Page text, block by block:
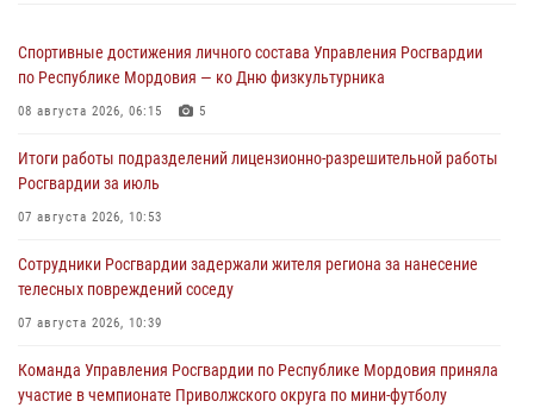
Спортивные достижения личного состава Управления Росгвардии
по Республике Мордовия — ко Дню физкультурника
08 августа 2026, 06:15 5
Итоги работы подразделений лицензионно-разрешительной работы
Росгвардии за июль
07 августа 2026, 10:53
Сотрудники Росгвардии задержали жителя региона за нанесение
телесных повреждений соседу
07 августа 2026, 10:39
Команда Управления Росгвардии по Республике Мордовия приняла
участие в чемпионате Приволжского округа по мини-футболу